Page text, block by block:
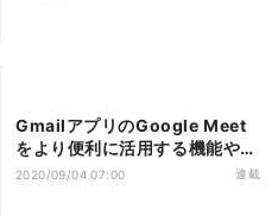
GmailアプリのGoogle Meet
をより便利に活用する機能や設
定
2020/09/04 07:00 連載